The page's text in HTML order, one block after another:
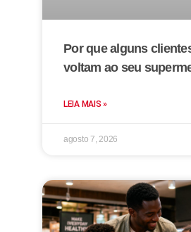
Por que alguns
voltam ao seu
LEIA MAIS »
agosto 7, 2026